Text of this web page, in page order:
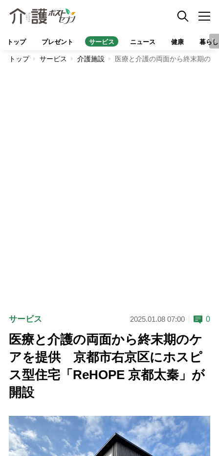
トップ プレゼント サービス ニュース 健康 暮らし
トップ サービス 介護施設 医療と介護の両面から終末期の
サービス 2025.01.08 07:00 0
医療と介護の両面から終末期のケ
アを提供 京都市右京区にホスピ
ス型住宅「ReHOPE 京都太秦」が
開設